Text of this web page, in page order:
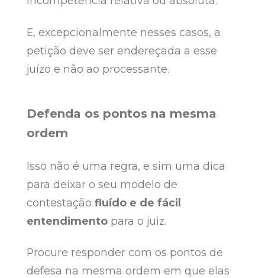
E, excepcionalmente nesses casos, a
petição deve ser endereçada a esse
juízo e não ao processante.
Defenda os pontos na mesma
ordem
Isso não é uma regra, e sim uma dica
para deixar o seu modelo de
contestação fluído e de fácil
entendimentopara o juiz.
Procure responder com os pontos de
defesa na mesma ordem em que elas